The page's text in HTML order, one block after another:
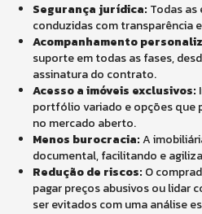
Segurança jurídica: Todas as
conduzidas com transparência
Acompanhamento
suporte em todas as fases,
assinatura do contrato.
Acesso a imóveis exclusivos:
portfólio variado e opções que
no mercado aberto.
Menos burocracia:A
documental, facilitando e
Redução de riscos: O
pagar preços abusivos ou lidar
ser evitados com uma análise